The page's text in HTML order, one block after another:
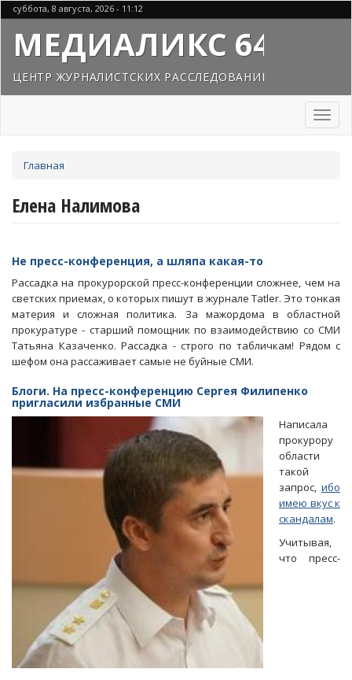
Перейти
к
основному
содержанию
суббота, 8 августа, 2026 - 11:12
МЕДИАЛИКС 64
ЦЕНТР ЖУРНАЛИСТСКИХ РАССЛЕДОВАНИЙ
Toggle
здесь
Главная
Елена Налимова
Не пресс-конференция, а шляпа какая-то
Рассадка на прокурорской пресс-конференции сложнее, чем на
светских приемах, о которых пишут в журнале Tatler. Это тонкая
материя и сложная политика. За мажордома в областной
прокуратуре - старший помощник по взаимодействию со СМИ
Татьяна Казаченко. Рассадка - строго по табличкам! Рядом с
шефом она рассаживает самые не буйные СМИ.
Блоги. На пресс-конференцию Сергея Филипенко
пригласили избранные СМИ
Написала
прокурору
области
такой
запрос, ибо
имею вкус к
скандалам.
Учитывая,
что пресс-